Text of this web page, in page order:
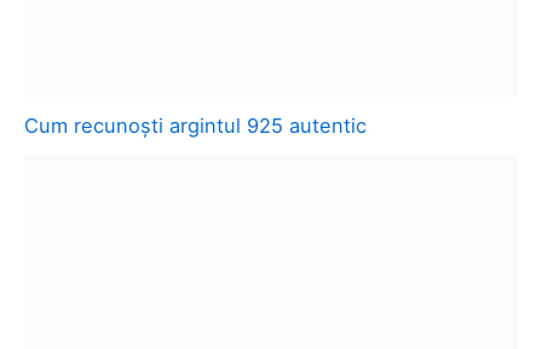
Cum recunoști argintul 925 autentic